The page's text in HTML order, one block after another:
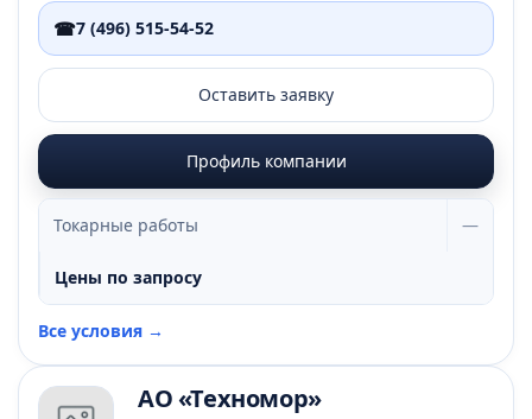
☎7 (496) 515-54-52
Оставить заявку
Профиль компании
Токарные работы —
Цены по запросу
Все условия →
АО «Техномор»